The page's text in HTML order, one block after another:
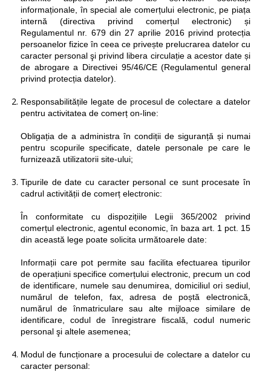
informaționale, în special ale comerțului electronic, pe piața
internă (directiva privind comerțul electronic) și
Regulamentul nr. 679 din 27 aprilie 2016 privind protecția
persoanelor fizice în ceea ce privește prelucrarea datelor cu
caracter personal şi privind libera circulație a acestor date și
de abrogare a Directivei 95/46/CE (Regulamentul general
privind protecția datelor).
Responsabilitățile legate de procesul de colectare a datelor
pentru activitatea de comerț on-line:
Obligația de a administra în condiții de siguranță și numai
pentru scopurile specificate, datele personale pe care le
furnizează utilizatorii site-ului;
Tipurile de date cu caracter personal ce sunt procesate în
cadrul activității de comerț electronic:
În conformitate cu dispozițiile Legii 365/2002 privind
comerțul electronic, agentul economic, în baza art. 1 pct. 15
din această lege poate solicita următoarele date:
Informații care pot permite sau facilita efectuarea tipurilor
de operațiuni specifice comerțului electronic, precum un cod
de identificare, numele sau denumirea, domiciliul ori sediul,
numărul de telefon, fax, adresa de poștă electronică,
numărul de înmatriculare sau alte mijloace similare de
identificare, codul de înregistrare fiscală, codul numeric
personal şi altele asemenea;
Modul de funcționare a procesului de colectare a datelor cu
caracter personal: